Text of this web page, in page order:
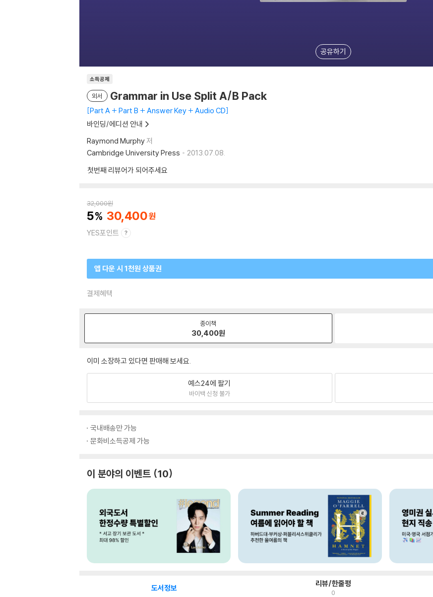
공유하기
소득공제
외서 Grammar in Use Split A/B Pack
Part A + Part B + Answer Key + Audio CD
바인딩/에디션 안내
Raymond Murphy저
Cambridge University Press
2013.07.08.
첫번째 리뷰어가 되어주세요
32,000원
5 30,400
YES포인트
앱 다운 시 1천원 상품권
결제혜택
종이책
30,400원
이미 소장하고 있다면 판매해 보세요.
예스24에 팔기
바이백 신청 불가
국내배송만 가능
문화비소득공제 가능
이 분야의 이벤트 10
도서정보 리뷰/한줄평
0